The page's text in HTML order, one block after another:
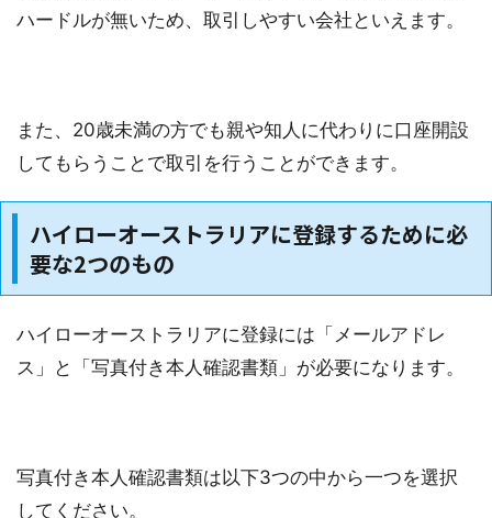
ハードルが無いため、取引しやすい会社といえます。
また、20歳未満の方でも親や知人に代わりに口座開設
してもらうことで取引を行うことができます。
ハイローオーストラリアに登録するために必
要な2つのもの
ハイローオーストラリアに登録には「メールアドレ
ス」と「写真付き本人確認書類」が必要になります。
写真付き本人確認書類は以下3つの中から一つを選択
してください。